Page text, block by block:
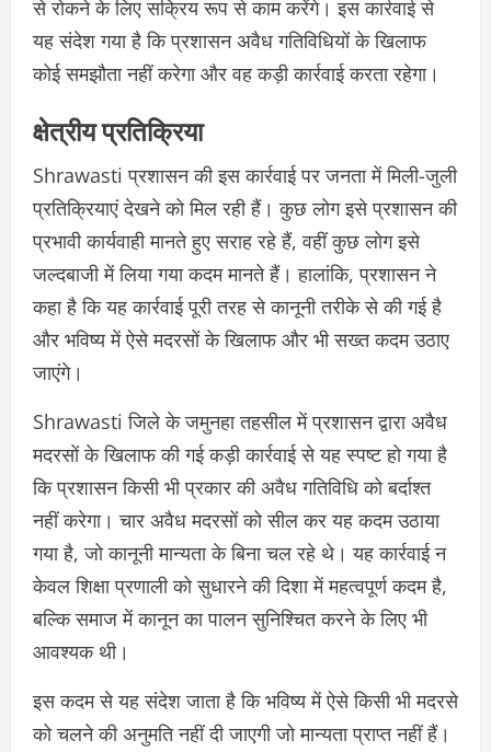
से रोकने के लिए सक्रिय रूप से काम करेंगे। इस कार्रवाई से
यह संदेश गया है कि प्रशासन अवैध गतिविधियों के खिलाफ
कोई समझौता नहीं करेगा और वह कड़ी कार्रवाई करता रहेगा।
क्षेत्रीय प्रतिक्रिया
Shrawasti प्रशासन की इस कार्रवाई पर जनता में मिली-जुली
प्रतिक्रियाएं देखने को मिल रही हैं। कुछ लोग इसे प्रशासन की
प्रभावी कार्यवाही मानते हुए सराह रहे हैं, वहीं कुछ लोग इसे
जल्दबाजी में लिया गया कदम मानते हैं। हालांकि, प्रशासन ने
कहा है कि यह कार्रवाई पूरी तरह से कानूनी तरीके से की गई है
और भविष्य में ऐसे मदरसों के खिलाफ और भी सख्त कदम उठाए
जाएंगे।
Shrawasti जिले के जमुनहा तहसील में प्रशासन द्वारा अवैध
मदरसों के खिलाफ की गई कड़ी कार्रवाई से यह स्पष्ट हो गया है
कि प्रशासन किसी भी प्रकार की अवैध गतिविधि को बर्दाश्त
नहीं करेगा। चार अवैध मदरसों को सील कर यह कदम उठाया
गया है, जो कानूनी मान्यता के बिना चल रहे थे। यह कार्रवाई न
केवल शिक्षा प्रणाली को सुधारने की दिशा में महत्वपूर्ण कदम है,
बल्कि समाज में कानून का पालन सुनिश्चित करने के लिए भी
आवश्यक थी।
इस कदम से यह संदेश जाता है कि भविष्य में ऐसे किसी भी मदरसे
को चलने की अनुमति नहीं दी जाएगी जो मान्यता प्राप्त नहीं हैं।